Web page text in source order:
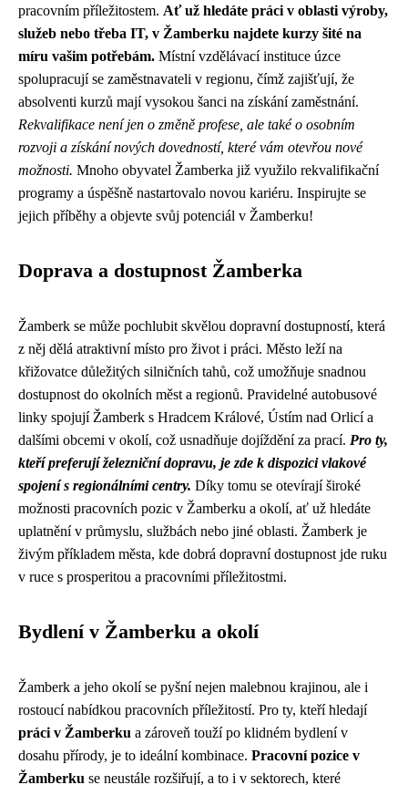
pracovním příležitostem. Ať už hledáte práci v oblasti výroby,
služeb nebo třeba IT, v Žamberku najdete kurzy šité na
míru vašim potřebám. Místní vzdělávací instituce úzce
spolupracují se zaměstnavateli v regionu, čímž zajišťují, že
absolventi kurzů mají vysokou šanci na získání zaměstnání.
Rekvalifikace není jen o změně profese, ale také o osobním
rozvoji a získání nových dovedností, které vám otevřou nové
možnosti. Mnoho obyvatel Žamberka již využilo rekvalifikační
programy a úspěšně nastartovalo novou kariéru. Inspirujte se
jejich příběhy a objevte svůj potenciál v Žamberku!
Doprava a dostupnost Žamberka
Žamberk se může pochlubit skvělou dopravní dostupností, která
z něj dělá atraktivní místo pro život i práci. Město leží na
křižovatce důležitých silničních tahů, což umožňuje snadnou
dostupnost do okolních měst a regionů. Pravidelné autobusové
linky spojují Žamberk s Hradcem Králové, Ústím nad Orlicí a
dalšími obcemi v okolí, což usnadňuje dojíždění za prací. Pro ty,
kteří preferují železniční dopravu, je zde k dispozici vlakové
spojení s regionálními centry. Díky tomu se otevírají široké
možnosti pracovních pozic v Žamberku a okolí, ať už hledáte
uplatnění v průmyslu, službách nebo jiné oblasti. Žamberk je
živým příkladem města, kde dobrá dopravní dostupnost jde ruku
v ruce s prosperitou a pracovními příležitostmi.
Bydlení v Žamberku a okolí
Žamberk a jeho okolí se pyšní nejen malebnou krajinou, ale i
rostoucí nabídkou pracovních příležitostí. Pro ty, kteří hledají
práci v Žamberku a zároveň touží po klidném bydlení v
dosahu přírody, je to ideální kombinace. Pracovní pozice v
Žamberku se neustále rozšiřují, a to i v sektorech, které